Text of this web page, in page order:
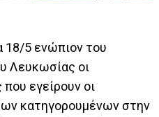
18/5 ενώπιον του
Λευκωσίας οι
εγείρουν οι
κατηγορουμένων στην